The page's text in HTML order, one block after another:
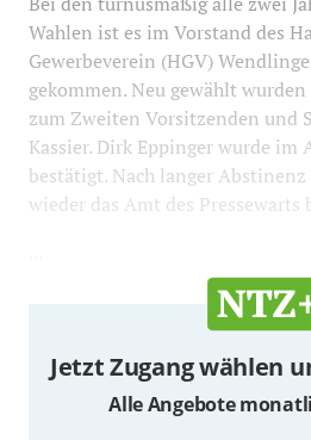
Wahlen ist es im Vorstand des
Gewerbeverein (HGV)
gekommen. Neu gewählt
zum Zweiten Vorsitzenden und
Kassier. Dirk Eppinger wurde im
bestätigt. Nach langer
wieder das Amt des Pressewarts
Jetzt Zugang wählen
Alle Angebote